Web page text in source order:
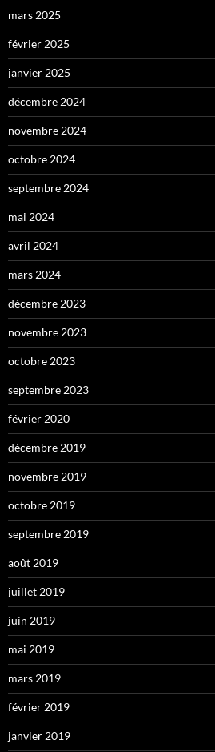
mars 2025
février 2025
janvier 2025
décembre 2024
novembre 2024
octobre 2024
septembre 2024
mai 2024
avril 2024
mars 2024
décembre 2023
novembre 2023
octobre 2023
septembre 2023
février 2020
décembre 2019
novembre 2019
octobre 2019
septembre 2019
août 2019
juillet 2019
juin 2019
mai 2019
mars 2019
février 2019
janvier 2019